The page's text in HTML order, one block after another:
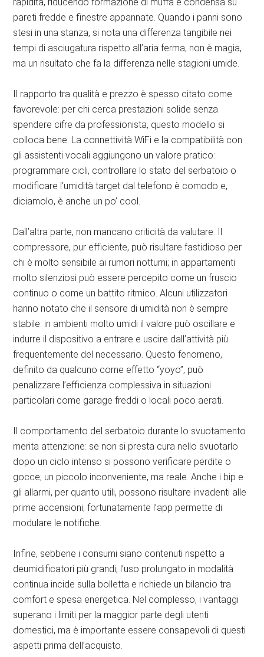
pareti fredde e finestre appannate. Quando i panni sono
stesi in una stanza, si nota una differenza tangibile nei
tempi di asciugatura rispetto all’aria ferma; non è magia,
ma un risultato che fa la differenza nelle stagioni umide.
Il rapporto tra qualità e prezzo è spesso citato come
favorevole: per chi cerca prestazioni solide senza
spendere cifre da professionista, questo modello si
colloca bene. La connettività WiFi e la compatibilità con
gli assistenti vocali aggiungono un valore pratico:
programmare cicli, controllare lo stato del serbatoio o
modificare l’umidità target dal telefono è comodo e,
diciamolo, è anche un po’ cool.
Dall’altra parte, non mancano criticità da valutare. Il
compressore, pur efficiente, può risultare fastidioso per
chi è molto sensibile ai rumori notturni; in appartamenti
molto silenziosi può essere percepito come un fruscio
continuo o come un battito ritmico. Alcuni utilizzatori
hanno notato che il sensore di umidità non è sempre
stabile: in ambienti molto umidi il valore può oscillare e
indurre il dispositivo a entrare e uscire dall’attività più
frequentemente del necessario. Questo fenomeno,
definito da qualcuno come effetto “yoyo”, può
penalizzare l’efficienza complessiva in situazioni
particolari come garage freddi o locali poco aerati.
Il comportamento del serbatoio durante lo svuotamento
merita attenzione: se non si presta cura nello svuotarlo
dopo un ciclo intenso si possono verificare perdite o
gocce; un piccolo inconveniente, ma reale. Anche i bip e
gli allarmi, per quanto utili, possono risultare invadenti alle
prime accensioni; fortunatamente l’app permette di
modulare le notifiche.
Infine, sebbene i consumi siano contenuti rispetto a
deumidificatori più grandi, l’uso prolungato in modalità
continua incide sulla bolletta e richiede un bilancio tra
comfort e spesa energetica. Nel complesso, i vantaggi
superano i limiti per la maggior parte degli utenti
domestici, ma è importante essere consapevoli di questi
aspetti prima dell’acquisto.